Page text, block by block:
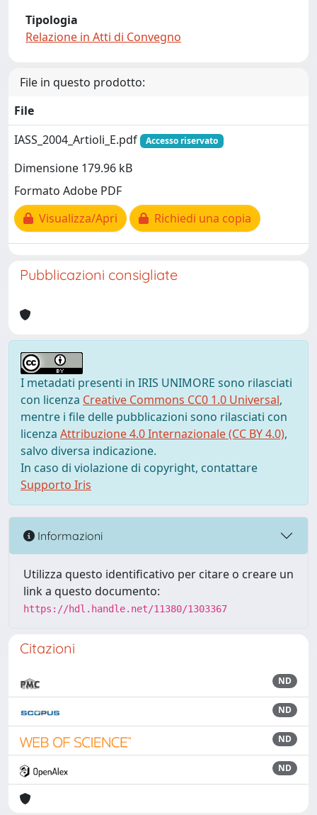
Tipologia
Relazione in Atti di Convegno
File in questo prodotto:
File
IASS_2004_Artioli_E.pdf
Accesso riservato
Dimensione 179.96 kB
Formato Adobe PDF
Visualizza/Apri
Richiedi una copia
Pubblicazioni consigliate
I metadati presenti in IRIS UNIMORE sono rilasciati
con licenza Creative Commons CC0 1.0 Universal,
mentre i file delle pubblicazioni sono rilasciati con
licenza Attribuzione 4.0 Internazionale (CC BY 4.0),
salvo diversa indicazione.
In caso di violazione di copyright, contattare
Supporto Iris
Informazioni
Utilizza questo identificativo per citare o creare un
link a questo documento:
https://hdl.handle.net/11380/1303367
Citazioni
ND
ND
ND
ND